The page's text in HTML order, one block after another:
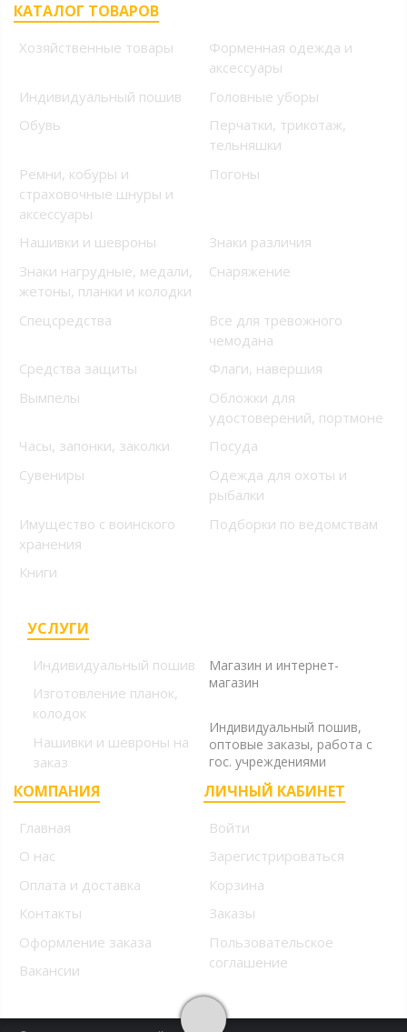
КАТАЛОГ ТОВАРОВ
Хозяйственные товары
Форменная одежда и
аксессуары
Индивидуальный пошив
Головные уборы
Обувь
Перчатки, трикотаж,
тельняшки
Ремни, кобуры и
страховочные шнуры и
аксессуары
Погоны
Нашивки и шевроны
Знаки различия
Знаки нагрудные, медали,
жетоны, планки и колодки
Снаряжение
Спецсредства
Все для тревожного
чемодана
Средства защиты
Флаги, навершия
Вымпелы
Обложки для
удостоверений, портмоне
Часы, запонки, заколки
Посуда
Сувениры
Одежда для охоты и
рыбалки
Имущество с воинского
хранения
Подборки по ведомствам
Книги
УСЛУГИ
Индивидуальный пошив
Изготовление планок,
колодок
Нашивки и шевроны на
заказ
Магазин и интернет-
магазин
Индивидуальный пошив,
оптовые заказы, работа с
гос. учреждениями
КОМПАНИЯ
Главная
О нас
Оплата и доставка
Контакты
Оформление заказа
Вакансии
ЛИЧНЫЙ КАБИНЕТ
Войти
Зарегистрироваться
Корзина
Заказы
Пользовательское
соглашение